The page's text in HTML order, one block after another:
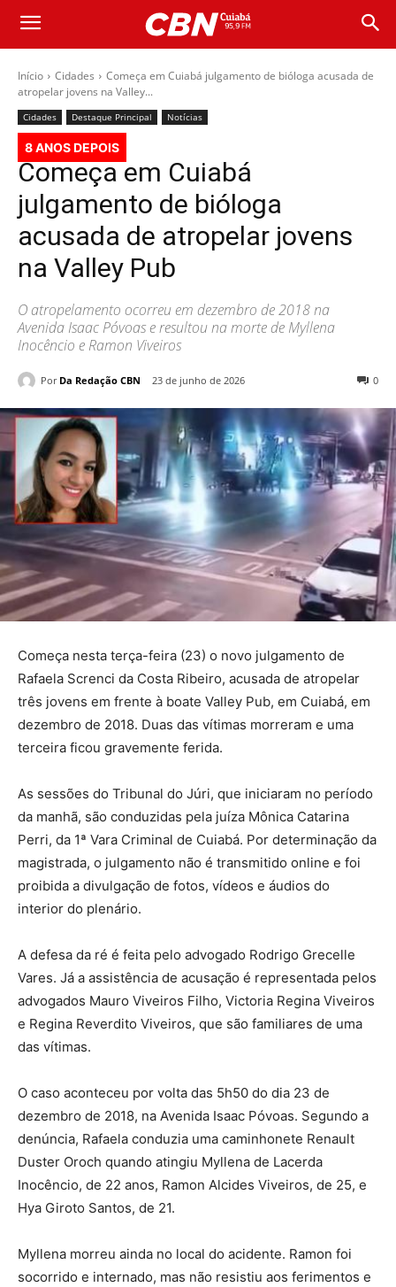
Início Cidades
Começa em Cuiabá julgamento de bióloga acusada de
atropelar jovens na Valley...
Cidades Destaque Principal Notícias
8 ANOS DEPOIS
Começa em Cuiabá
julgamento de bióloga
acusada de atropelar jovens
na Valley Pub
O atropelamento ocorreu em dezembro de 2018 na
Avenida Isaac Póvoas e resultou na morte de Myllena
Inocêncio e Ramon Viveiros
Por Da Redação CBN 23 de junho de 2026 0
Começa nesta terça-feira (23) o novo julgamento de
Rafaela Screnci da Costa Ribeiro, acusada de atropelar
três jovens em frente à boate Valley Pub, em Cuiabá, em
dezembro de 2018. Duas das vítimas morreram e uma
terceira ficou gravemente ferida.
As sessões do Tribunal do Júri, que iniciaram no período
da manhã, são conduzidas pela juíza Mônica Catarina
Perri, da 1ª Vara Criminal de Cuiabá. Por determinação da
magistrada, o julgamento não é transmitido online e foi
proibida a divulgação de fotos, vídeos e áudios do
interior do plenário.
A defesa da ré é feita pelo advogado Rodrigo Grecelle
Vares. Já a assistência de acusação é representada pelos
advogados Mauro Viveiros Filho, Victoria Regina Viveiros
e Regina Reverdito Viveiros, que são familiares de uma
das vítimas.
O caso aconteceu por volta das 5h50 do dia 23 de
dezembro de 2018, na Avenida Isaac Póvoas. Segundo a
denúncia, Rafaela conduzia uma caminhonete Renault
Duster Oroch quando atingiu Myllena de Lacerda
Inocêncio, de 22 anos, Ramon Alcides Viveiros, de 25, e
Hya Giroto Santos, de 21.
Myllena morreu ainda no local do acidente. Ramon foi
socorrido e internado, mas não resistiu aos ferimentos e